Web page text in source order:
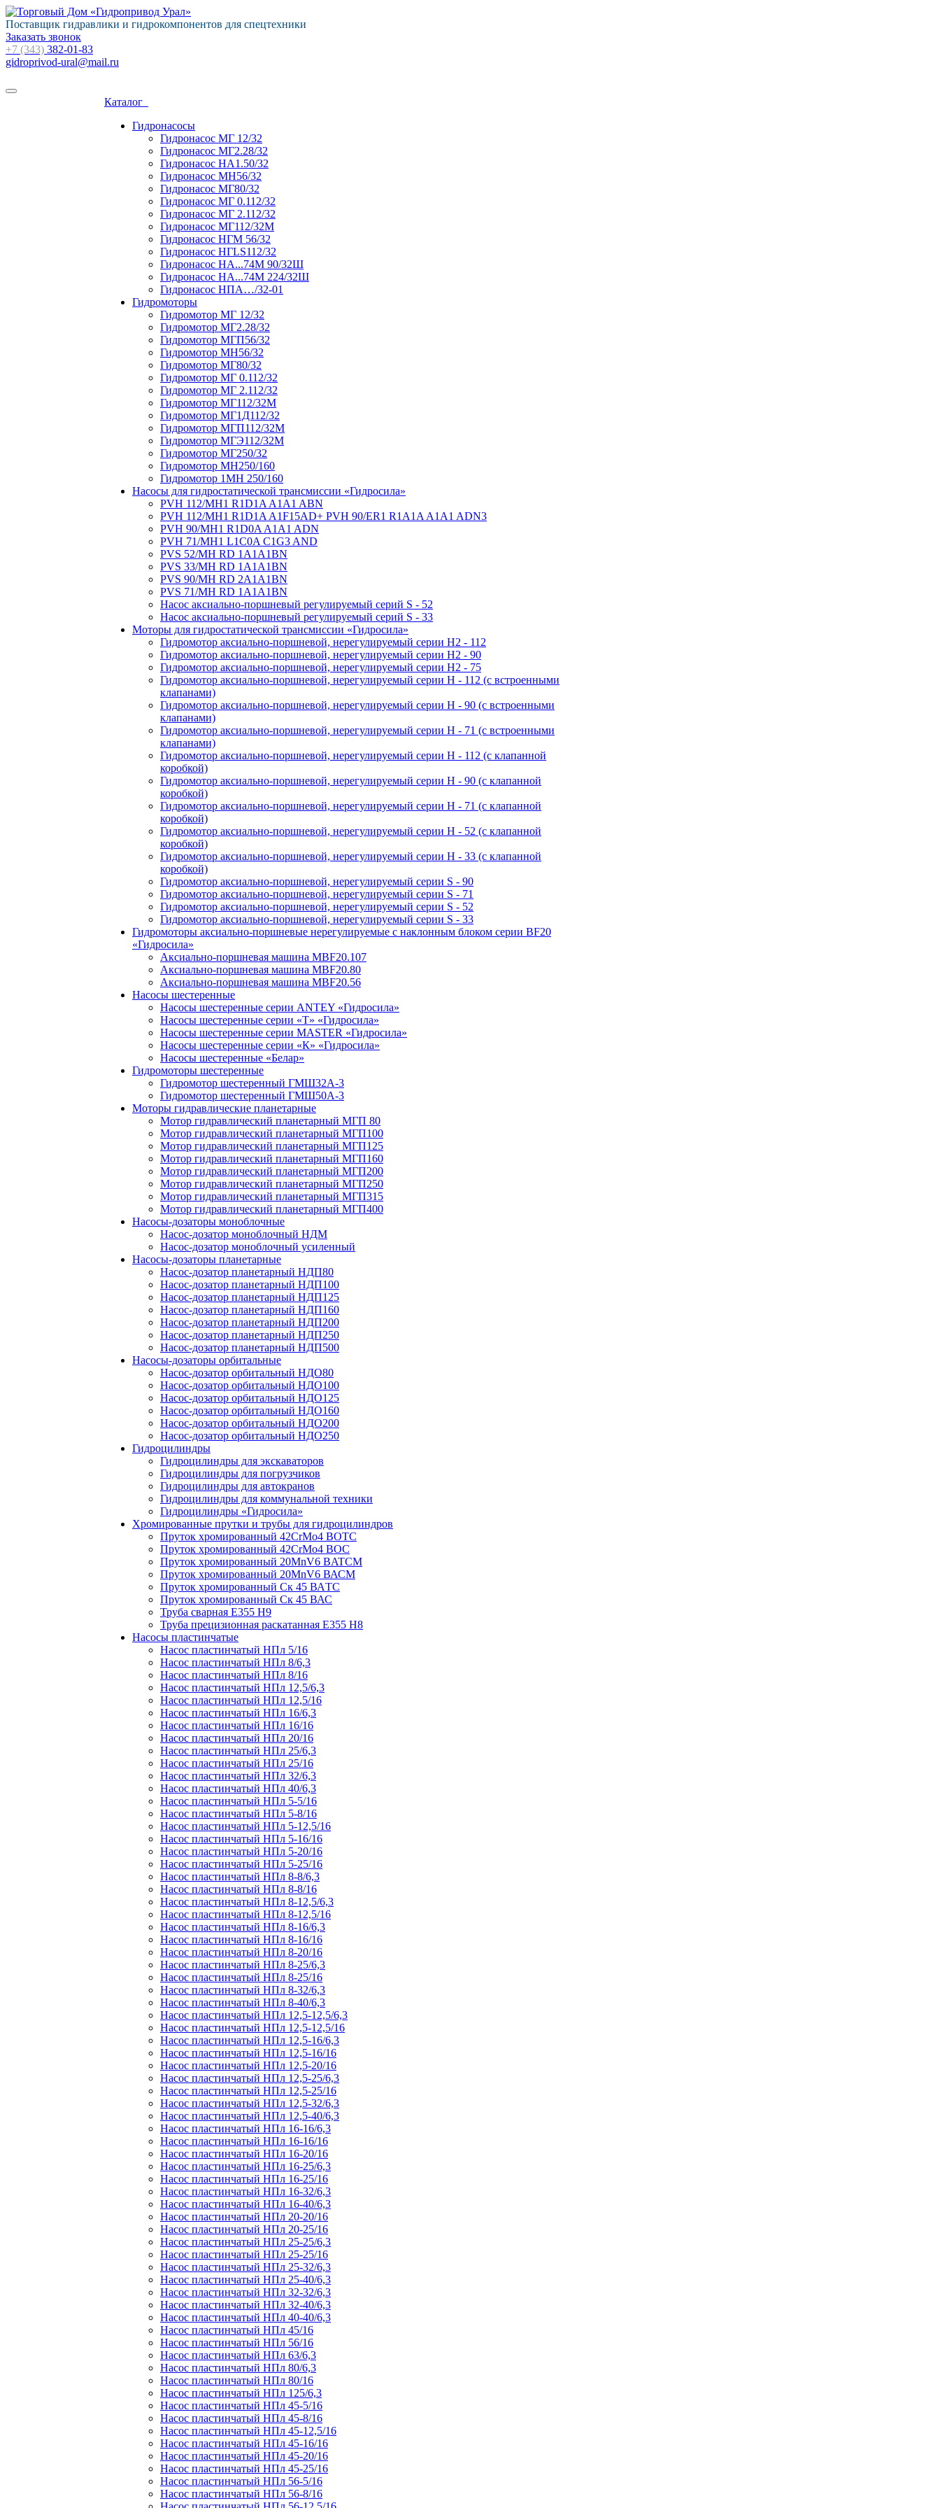
Поставщик гидравлики и гидрокомпонентов для спецтехники
Заказать звонок
+7 (343) 382-01-83
gidroprivod-ural@mail.ru
Каталог
Гидронасосы
Гидронасос МГ 12/32
Гидронасос МГ2.28/32
Гидронасос НА1.50/32
Гидронасос МН56/32
Гидронасос МГ80/32
Гидронасос МГ 0.112/32
Гидронасос МГ 2.112/32
Гидронасос МГ112/32М
Гидронасос НГМ 56/32
Гидронасос НГLS112/32
Гидронасос НА...74М 90/32Ш
Гидронасос НА...74М 224/32Ш
Гидронасос НПА…/32-01
Гидромоторы
Гидромотор МГ 12/32
Гидромотор МГ2.28/32
Гидромотор МГП56/32
Гидромотор МН56/32
Гидромотор МГ80/32
Гидромотор МГ 0.112/32
Гидромотор МГ 2.112/32
Гидромотор МГ112/32М
Гидромотор МГ1Д112/32
Гидромотор МГП112/32М
Гидромотор МГЭ112/32M
Гидромотор МГ250/32
Гидромотор МН250/160
Гидромотор 1МН 250/160
Насосы для гидростатической трансмиссии «Гидросила»
PVH 112/MH1 R1D1A A1A1 ABN
PVH 112/MH1 R1D1A A1F15AD+ PVH 90/ER1 R1A1A A1A1 ADN3
PVH 90/MH1 R1D0A A1A1 ADN
PVH 71/MH1 L1C0A C1G3 AND
PVS 52/MH RD 1A1A1BN
PVS 33/MH RD 1A1A1BN
PVS 90/MH RD 2A1A1BN
PVS 71/MH RD 1A1A1BN
Hасос аксиально-поршневый регулируемый серий S - 52
Hасос аксиально-поршневый регулируемый серий S - 33
Моторы для гидростатической трансмиссии «Гидросила»
Гидромотор аксиально-поршневой, нерегулируемый cерии H2 - 112
Гидромотор аксиально-поршневой, нерегулируемый cерии H2 - 90
Гидромотор аксиально-поршневой, нерегулируемый cерии H2 - 75
Гидромотор аксиально-поршневой, нерегулируемый cерии H - 112 (с встроенными
клапанами)
Гидромотор аксиально-поршневой, нерегулируемый cерии H - 90 (с встроенными
клапанами)
Гидромотор аксиально-поршневой, нерегулируемый cерии H - 71 (с встроенными
клапанами)
Гидромотор аксиально-поршневой, нерегулируемый cерии H - 112 (с клапанной
коробкой)
Гидромотор аксиально-поршневой, нерегулируемый cерии H - 90 (с клапанной
коробкой)
Гидромотор аксиально-поршневой, нерегулируемый cерии H - 71 (с клапанной
коробкой)
Гидромотор аксиально-поршневой, нерегулируемый cерии H - 52 (с клапанной
коробкой)
Гидромотор аксиально-поршневой, нерегулируемый cерии H - 33 (с клапанной
коробкой)
Гидромотор аксиально-поршневой, нерегулируемый cерии S - 90
Гидромотор аксиально-поршневой, нерегулируемый cерии S - 71
Гидромотор аксиально-поршневой, нерегулируемый cерии S - 52
Гидромотор аксиально-поршневой, нерегулируемый cерии S - 33
Гидромоторы аксиально-поршневые нерегулируемые с наклонным блоком серии BF20
«Гидросила»
Аксиально-поршневая машина MBF20.107
Аксиально-поршневая машина MBF20.80
Аксиально-поршневая машина MBF20.56
Насосы шестеренные
Насосы шестеренные серии ANTEY «Гидросила»
Насосы шестеренные серии «Т» «Гидросила»
Насосы шестеренные серии MASTER «Гидросила»
Насосы шестеренные серии «К» «Гидросила»
Насосы шестеренные «Белар»
Гидромоторы шестеренные
Гидромотор шестеренный ГМШ32A-3
Гидромотор шестеренный ГМШ50А-3
Моторы гидравлические планетарные
Мотор гидравлический планетарный МГП 80
Мотор гидравлический планетарный МГП100
Мотор гидравлический планетарный МГП125
Мотор гидравлический планетарный МГП160
Мотор гидравлический планетарный МГП200
Мотор гидравлический планетарный МГП250
Мотор гидравлический планетарный МГП315
Мотор гидравлический планетарный МГП400
Насосы-дозаторы моноблочные
Насос-дозатор моноблочный НДМ
Насос-дозатор моноблочный усиленный
Насосы-дозаторы планетарные
Насос-дозатор планетарный НДП80
Насос-дозатор планетарный НДП100
Насос-дозатор планетарный НДП125
Насос-дозатор планетарный НДП160
Насос-дозатор планетарный НДП200
Насос-дозатор планетарный НДП250
Насос-дозатор планетарный НДП500
Насосы-дозаторы орбитальные
Насос-дозатор орбитальный НДО80
Насос-дозатор орбитальный НДО100
Насос-дозатор орбитальный НДО125
Насос-дозатор орбитальный НДО160
Насос-дозатор орбитальный НДО200
Насос-дозатор орбитальный НДО250
Гидроцилиндры
Гидроцилиндры для экскаваторов
Гидроцилиндры для погрузчиков
Гидроцилиндры для автокранов
Гидроцилиндры для коммунальной техники
Гидроцилиндры «Гидросила»
Хромированные прутки и трубы для гидроцилиндров
Пруток хромированный 42CrMo4 BOTC
Пруток хромированный 42CrMo4 BOC
Пруток хромированный 20MnV6 BATCM
Пруток хромированный 20MnV6 ВАСM
Пруток хромированный Ск 45 ВАTС
Пруток хромированный Ск 45 ВАС
Труба сварная Е355 H9
Труба прецизионная раскатанная E355 H8
Насосы пластинчатые
Насос пластинчатый НПл 5/16
Насос пластинчатый НПл 8/6,3
Насос пластинчатый НПл 8/16
Насос пластинчатый НПл 12,5/6,3
Насос пластинчатый НПл 12,5/16
Насос пластинчатый НПл 16/6,3
Насос пластинчатый НПл 16/16
Насос пластинчатый НПл 20/16
Насос пластинчатый НПл 25/6,3
Насос пластинчатый НПл 25/16
Насос пластинчатый НПл 32/6,3
Насос пластинчатый НПл 40/6,3
Насос пластинчатый НПл 5-5/16
Насос пластинчатый НПл 5-8/16
Насос пластинчатый НПл 5-12,5/16
Насос пластинчатый НПл 5-16/16
Насос пластинчатый НПл 5-20/16
Насос пластинчатый НПл 5-25/16
Насос пластинчатый НПл 8-8/6,3
Насос пластинчатый НПл 8-8/16
Насос пластинчатый НПл 8-12,5/6,3
Насос пластинчатый НПл 8-12,5/16
Насос пластинчатый НПл 8-16/6,3
Насос пластинчатый НПл 8-16/16
Насос пластинчатый НПл 8-20/16
Насос пластинчатый НПл 8-25/6,3
Насос пластинчатый НПл 8-25/16
Насос пластинчатый НПл 8-32/6,3
Насос пластинчатый НПл 8-40/6,3
Насос пластинчатый НПл 12,5-12,5/6,3
Насос пластинчатый НПл 12,5-12,5/16
Насос пластинчатый НПл 12,5-16/6,3
Насос пластинчатый НПл 12,5-16/16
Насос пластинчатый НПл 12,5-20/16
Насос пластинчатый НПл 12,5-25/6,3
Насос пластинчатый НПл 12,5-25/16
Насос пластинчатый НПл 12,5-32/6,3
Насос пластинчатый НПл 12,5-40/6,3
Насос пластинчатый НПл 16-16/6,3
Насос пластинчатый НПл 16-16/16
Насос пластинчатый НПл 16-20/16
Насос пластинчатый НПл 16-25/6,3
Насос пластинчатый НПл 16-25/16
Насос пластинчатый НПл 16-32/6,3
Насос пластинчатый НПл 16-40/6,3
Насос пластинчатый НПл 20-20/16
Насос пластинчатый НПл 20-25/16
Насос пластинчатый НПл 25-25/6,3
Насос пластинчатый НПл 25-25/16
Насос пластинчатый НПл 25-32/6,3
Насос пластинчатый НПл 25-40/6,3
Насос пластинчатый НПл 32-32/6,3
Насос пластинчатый НПл 32-40/6,3
Насос пластинчатый НПл 40-40/6,3
Насос пластинчатый НПл 45/16
Насос пластинчатый НПл 56/16
Насос пластинчатый НПл 63/6,3
Насос пластинчатый НПл 80/6,3
Насос пластинчатый НПл 80/16
Насос пластинчатый НПл 125/6,3
Насос пластинчатый НПл 45-5/16
Насос пластинчатый НПл 45-8/16
Насос пластинчатый НПл 45-12,5/16
Насос пластинчатый НПл 45-16/16
Насос пластинчатый НПл 45-20/16
Насос пластинчатый НПл 45-25/16
Насос пластинчатый НПл 56-5/16
Насос пластинчатый НПл 56-8/16